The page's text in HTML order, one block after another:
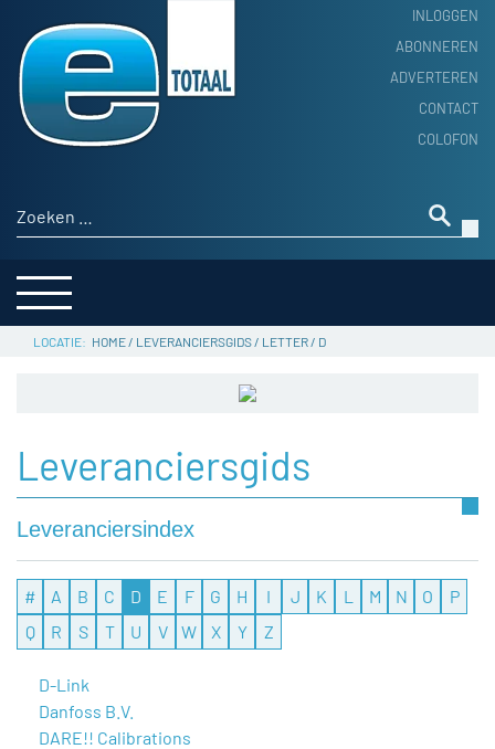
INLOGGEN
ABONNEREN
ADVERTEREN
CONTACT
COLOFON
Zoeken naar:
HOME
PRODUCTNIEUWS
ACHTERGROND
THEMA’S
SERVICE
HOME/ LEVERANCIERSGIDS/ LETTER/ D
Leveranciersgids
Leveranciersindex
# A B C D E F G H I J K L M N O
P
Q
R S T U V W X Y Z
D-Link
Danfoss B.V.
DARE!! Calibrations